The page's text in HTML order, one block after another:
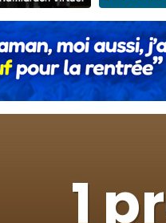
4
3
3
Odaya
13
Il
12